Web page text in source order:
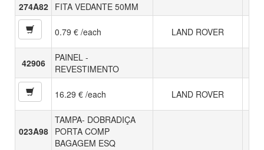
274A82 FITA VEDANTE 50MM
0.79 € /each LAND ROVER
42906
PAINEL -
REVESTIMENTO
16.29 € /each LAND ROVER
023A98
TAMPA- DOBRADIÇA
PORTA COMP
BAGAGEM ESQ